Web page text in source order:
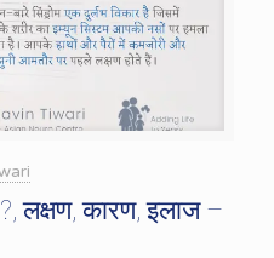
लक्षण, कारण, इलाज –